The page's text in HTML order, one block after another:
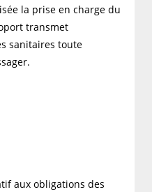
la prise en charge du
transmet
sanitaires toute
aux obligations des